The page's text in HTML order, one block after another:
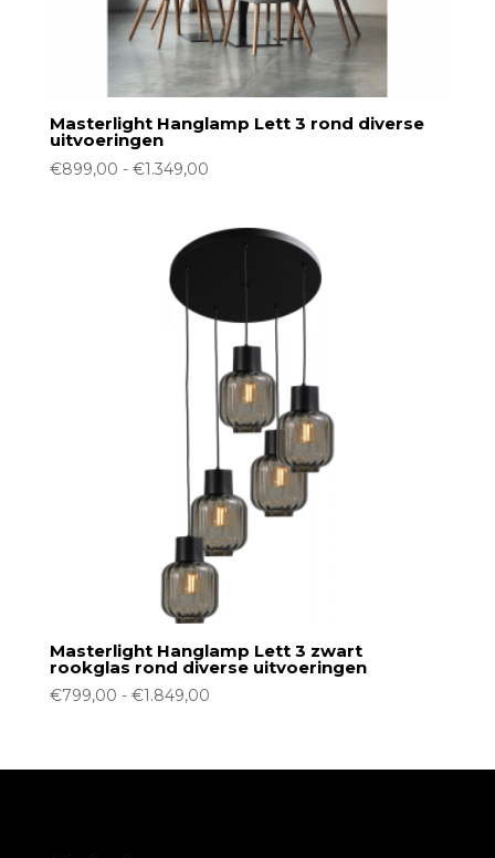
Masterlight Hanglamp Lett 3 rond diverse
uitvoeringen
€899,00 - €1.349,00Prijsklasse:
€1.349,00
Masterlight Hanglamp Lett 3 zwart
rookglas rond diverse uitvoeringen
€799,00 - €1.849,00Prijsklasse:
€1.849,00